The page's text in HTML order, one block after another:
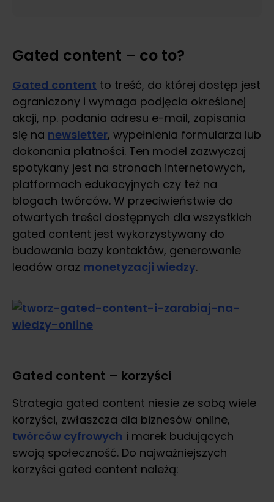
Gated content – co to?
Gated content to treść, do której dostęp jest
ograniczony i wymaga podjęcia określonej
akcji, np. podania adresu e-mail, zapisania
się na newsletter, wypełnienia formularza lub
dokonania płatności. Ten model zazwyczaj
spotykany jest na stronach internetowych,
platformach edukacyjnych czy też na
blogach twórców. W przeciwieństwie do
otwartych treści dostępnych dla wszystkich
gated content jest wykorzystywany do
budowania bazy kontaktów, generowanie
leadów oraz monetyzacji wiedzy.
Gated content – korzyści
Strategia gated content niesie ze sobą wiele
korzyści, zwłaszcza dla biznesów online,
twórców cyfrowych i marek budujących
swoją społeczność. Do najważniejszych
korzyści gated content należą: